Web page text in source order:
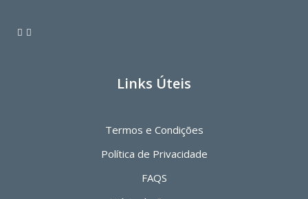
Links Úteis
Termos e Condições
Política de Privacidade
FAQS